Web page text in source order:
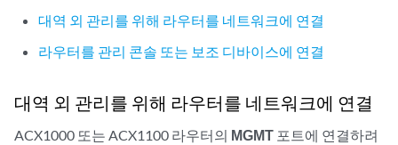
대역 외 관리를 위해 라우터를 네트워크에 연결
라우터를 관리 콘솔 또는 보조 디바이스에 연결
대역 외 관리를 위해 라우터를 네트워크에 연결
ACX1000 또는 ACX1100 라우터의 MGMT 포트에 연결하려